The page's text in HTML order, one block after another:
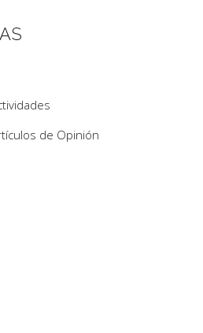
de Opinión